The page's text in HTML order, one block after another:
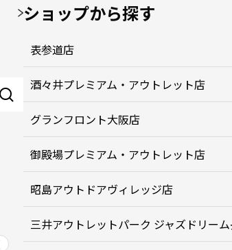
ショップから探す
表参道店
酒々井プレミアム・アウトレット店
グランフロント大阪店
御殿場プレミアム・アウトレット店
昭島アウトドアヴィレッジ店
三井アウトレットパーク ジャズドリー